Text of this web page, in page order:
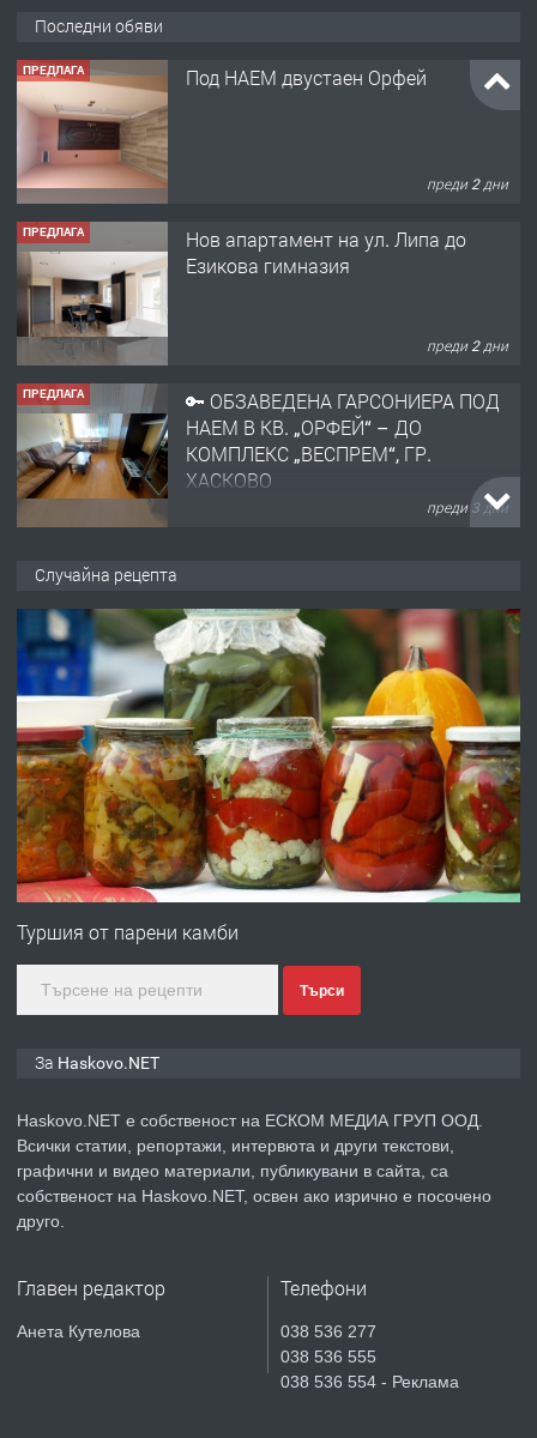
Последни обяви
ПРЕДЛАГА Под НАЕМ двустаен Орфей
преди 2 дни
ПРЕДЛАГА
Нов апартамент на ул. Липа до
Езикова гимназия
преди 2 дни
ПРЕДЛАГА
🔑 ОБЗАВЕДЕНА ГАРСОНИЕРА ПОД
НАЕМ В КВ. „ОРФЕЙ“ – ДО
КОМПЛЕКС „ВЕСПРЕМ“, ГР.
ХАСКОВО
преди 3 дни
АПАРТАМЕНТ В ЦЕНТЪРА НА ГР.
ХАСКОВО
преди 4 дни
Давам гараж под наем
преди 4 дни
ПРЕДЛАГА
№4120 Магазин/Офис под наем в
до градската градина!
преди 5 дни
ПРЕДЛАГА
Продавам парцел в гр. Хасково кв.
СГЛОБЯВАНЕ НА МЕБЕЛИ.
Случайна рецепта
Туршия от парени камби
Търси
За Haskovo.NET
Haskovo.NET е собственост на ЕСКОМ МЕДИА ГРУП ООД.
Всички статии, репортажи, интервюта и други текстови,
графични и видео материали, публикувани в сайта, са
собственост на Haskovo.NET, освен ако изрично е посочено
друго.
Главен редактор
Анета Кутелова
Телефони
038 536 277
038 536 555
038 536 554 - Реклама